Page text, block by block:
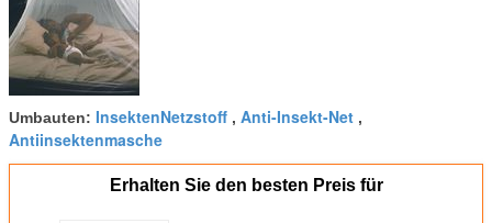
Umbauten: InsektenNetzstoff , Anti-Insekt-Net ,
Antiinsektenmasche
Erhalten Sie den besten Preis für